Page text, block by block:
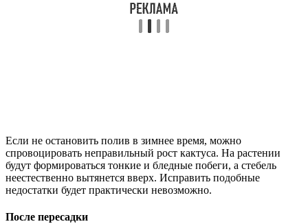
Если не остановить полив в зимнее время, можно
спровоцировать неправильный рост кактуса. На растении
будут формироваться тонкие и бледные побеги, а стебель
неестественно вытянется вверх. Исправить подобные
недостатки будет практически невозможно.
После пересадки